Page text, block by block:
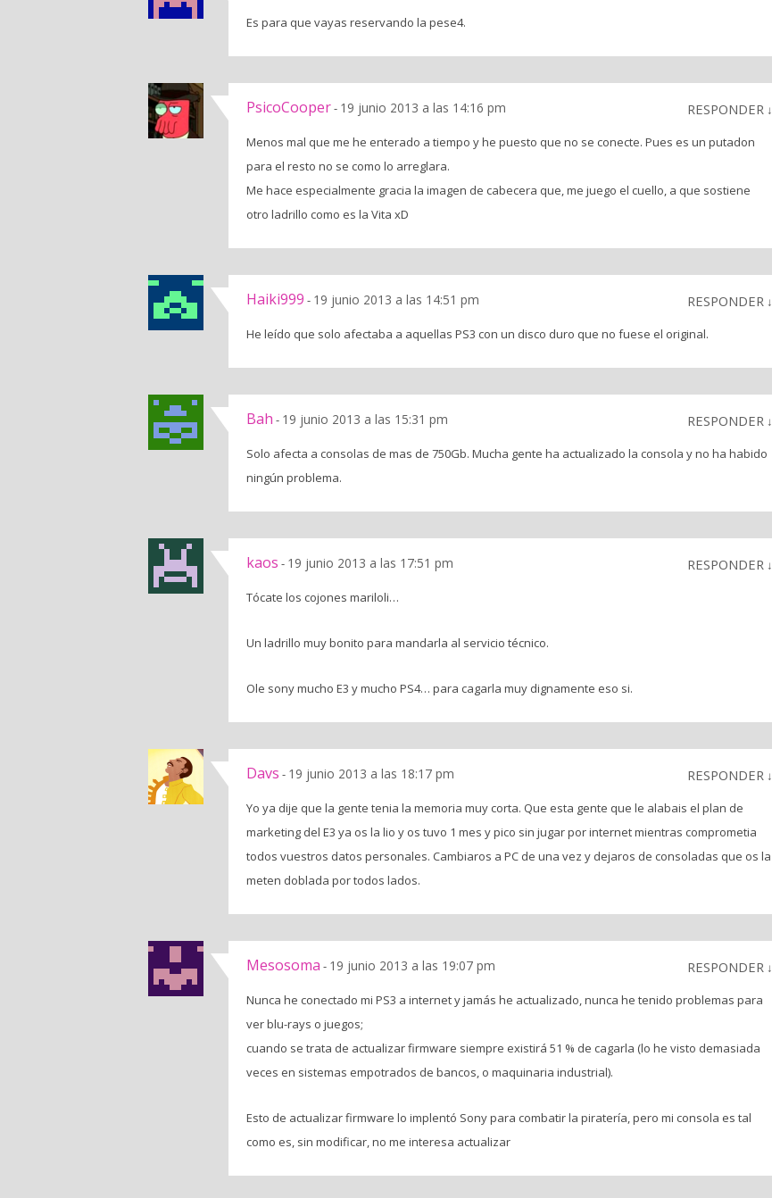
Es para que vayas reservando la pese4.
PsicoCooper- 19 junio 2013 a las 14:16 pm RESPONDER ↓
Menos mal que me he enterado a tiempo y he puesto que no se conecte. Pues es un putadon
para el resto no se como lo arreglara.
Me hace especialmente gracia la imagen de cabecera que, me juego el cuello, a que sostiene
otro ladrillo como es la Vita xD
Haiki999 - 19 junio 2013 a las 14:51 pm RESPONDER ↓
He leído que solo afectaba a aquellas PS3 con un disco duro que no fuese el original.
Bah - 19 junio 2013 a las 15:31 pm RESPONDER ↓
Solo afecta a consolas de mas de 750Gb. Mucha gente ha actualizado la consola y no ha habido
ningún problema.
kaos - 19 junio 2013 a las 17:51 pm RESPONDER ↓
Tócate los cojones mariloli…
Un ladrillo muy bonito para mandarla al servicio técnico.
Ole sony mucho E3 y mucho PS4… para cagarla muy dignamente eso si.
Davs - 19 junio 2013 a las 18:17 pm RESPONDER ↓
Yo ya dije que la gente tenia la memoria muy corta. Que esta gente que le alabais el plan de
marketing del E3 ya os la lio y os tuvo 1 mes y pico sin jugar por internet mientras comprometia
todos vuestros datos personales. Cambiaros a PC de una vez y dejaros de consoladas que os la
meten doblada por todos lados.
Mesosoma - 19 junio 2013 a las 19:07 pm RESPONDER ↓
Nunca he conectado mi PS3 a internet y jamás he actualizado, nunca he tenido problemas para
ver blu-rays o juegos;
cuando se trata de actualizar firmware siempre existirá 51 % de cagarla (lo he visto demasiada
veces en sistemas empotrados de bancos, o maquinaria industrial).
Esto de actualizar firmware lo implentó Sony para combatir la piratería, pero mi consola es tal
como es, sin modificar, no me interesa actualizar